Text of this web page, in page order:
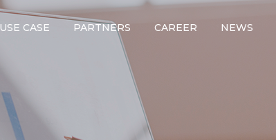
USE CASE PARTNERS CAREER NEWS